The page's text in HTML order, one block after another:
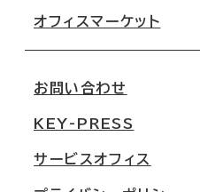
移転コストシミュレーション
移転スケジュール
オフィス移転Q&A
オフィスマーケット
大阪
名古屋
お問い合わせ
KEY-PRESS
サービスオフィス